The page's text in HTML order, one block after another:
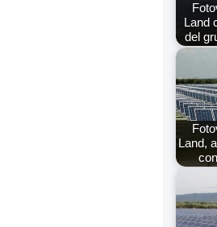
Land
del
Land,